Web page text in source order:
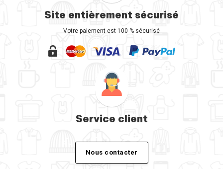
Site entièrement sécurisé
Votre paiement est 100 % sécurisé
Service client
Nous contacter